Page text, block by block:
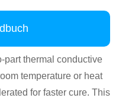
part thermal conductive
temperature or heat
for faster cure. This